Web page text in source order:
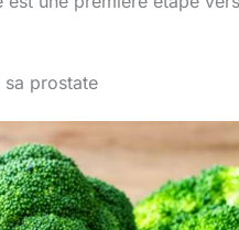
prostate